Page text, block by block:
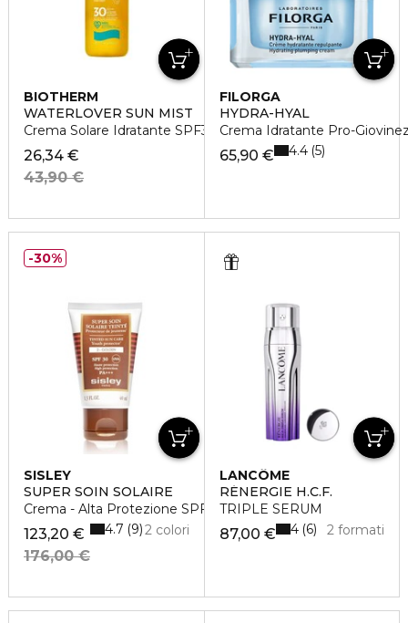
BIOTHERM
WATERLOVER SUN MIST
Crema Solare Idratante SPF30
26,34 €
43,90 €
FILORGA
HYDRA-HYAL
Crema Idratante Pro-
65,90 € 4.4 5
SISLEY
SUPER SOIN SOLAIRE
Crema - Alta Protezione SPF30
123,20 €
176,00 €
2 colori
4.7 9
30%
LANCÔME
RÉNERGIE H.C.F.
TRIPLE SERUM
87,00 € 2 formati
4 6